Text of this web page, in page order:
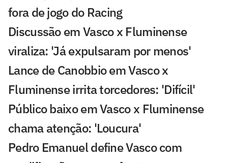
fora de jogo do Racing
Discussão em Vasco x Fluminense
viraliza: 'Já expulsaram por menos'
Lance de Canobbio em Vasco x
Fluminense irrita torcedores: 'Difícil'
Público baixo em Vasco x Fluminense
chama atenção: 'Loucura'
Pedro Emanuel define Vasco com